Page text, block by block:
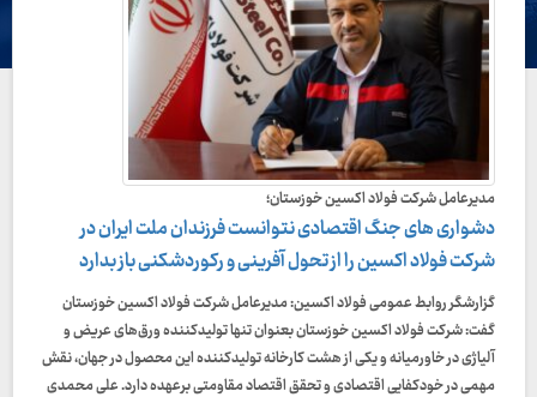
مدیرعامل شرکت فولاد اکسین خوزستان؛
دشواری های جنگ اقتصادی نتوانست فرزندان ملت ایران در
شرکت فولاد اکسین را از تحول آفرینی و رکوردشکنی باز بدارد
گزارشگر روابط عمومی فولاد اکسین: مدیرعامل شرکت فولاد اکسین خوزستان
گفت: شرکت فولاد اکسین خوزستان بعنوان تنها تولیدکننده ورق‌های عریض و
آلیاژی در خاورمیانه و یکی از هشت کارخانه تولیدکننده این محصول در جهان، نقش
مهمی در خودکفایی اقتصادی و تحقق اقتصاد مقاومتی برعهده دارد. علی محمدی